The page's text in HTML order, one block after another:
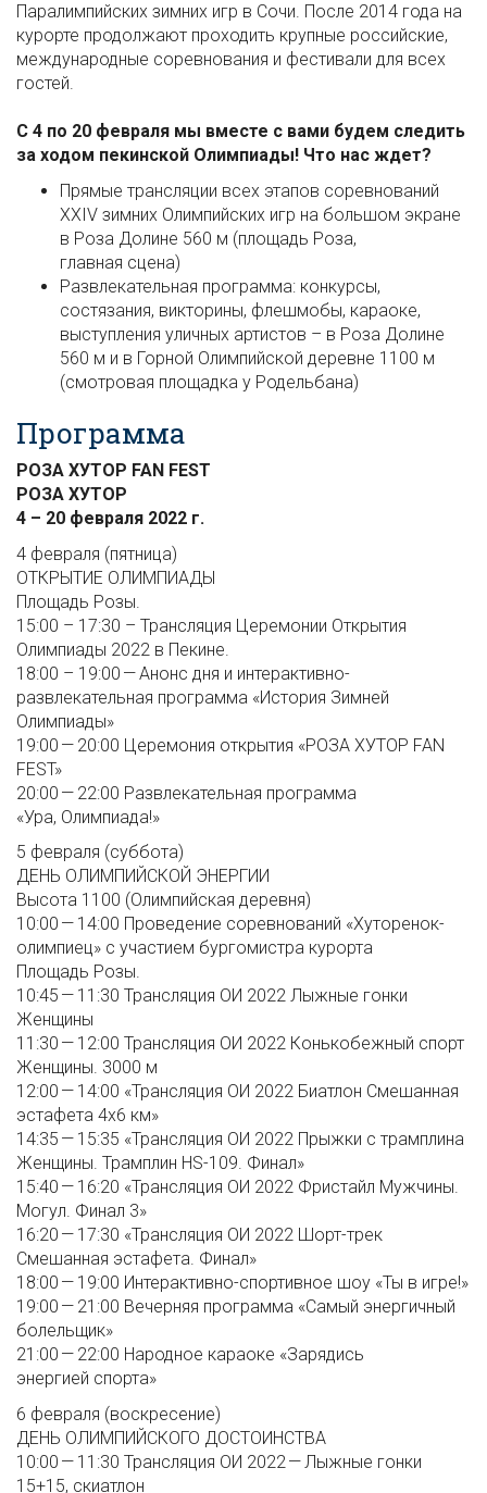
Паралимпийских зимних игр в Сочи. После 2014 года на
курорте продолжают проходить крупные российские,
международные соревнования и фестивали для всех
гостей.
С 4 по 20 февраля мы вместе с вами будем следить
за ходом пекинской Олимпиады! Что нас ждет?
Прямые трансляции всех этапов соревнований
ХХIV зимних Олимпийских игр на большом экране
в Роза Долине 560 м (площадь Роза,
главная сцена)
Развлекательная программа: конкурсы,
состязания, викторины, флешмобы, караоке,
выступления уличных артистов – в Роза Долине
560 м и в Горной Олимпийской деревне 1100 м
(смотровая площадка у Родельбана)
Программа
РОЗА ХУТОР FAN FEST
РОЗА ХУТОР
4 – 20 февраля 2022 г.
4 февраля (пятница)
ОТКРЫТИЕ ОЛИМПИАДЫ
Площадь Розы.
15:00 – 17:30 – Трансляция Церемонии Открытия
Олимпиады 2022 в Пекине.
18:00 – 19:00 — Анонс дня и интерактивно-
развлекательная программа «История Зимней
Олимпиады»
19:00 — 20:00 Церемония открытия «РОЗА ХУТОР FAN
FEST»
20:00 — 22:00 Развлекательная программа
«Ура, Олимпиада!»
5 февраля (суббота)
ДЕНЬ ОЛИМПИЙСКОЙ ЭНЕРГИИ
Высота 1100 (Олимпийская деревня)
10:00 — 14:00 Проведение соревнований «Хуторенок-
олимпиец» с участием бургомистра курорта
Площадь Розы.
10:45 — 11:30 Трансляция ОИ 2022 Лыжные гонки
Женщины
11:30 — 12:00 Трансляция ОИ 2022 Конькобежный спорт
Женщины. 3000 м
12:00 — 14:00 «Трансляция ОИ 2022 Биатлон Смешанная
эстафета 4x6 км»
14:35 — 15:35 «Трансляция ОИ 2022 Прыжки с трамплина
Женщины. Трамплин HS-109. Финал»
15:40 — 16:20 «Трансляция ОИ 2022 Фристайл Мужчины.
Могул. Финал 3»
16:20 — 17:30 «Трансляция ОИ 2022 Шорт-трек
Смешанная эстафета. Финал»
18:00 — 19:00 Интерактивно-спортивное шоу «Ты в игре!»
19:00 — 21:00 Вечерняя программа «Самый энергичный
болельщик»
21:00 — 22:00 Народное караоке «Зарядись
энергией спорта»
6 февраля (воскресение)
ДЕНЬ ОЛИМПИЙСКОГО ДОСТОИНСТВА
10:00 — 11:30 Трансляция ОИ 2022 — Лыжные гонки
15+15, скиатлон